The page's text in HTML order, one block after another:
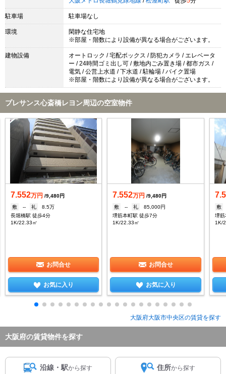
駐車場 駐車場なし
環境
閑静な住宅地
※部屋・階数により設備が異なる場合がございます。
建物設備
オートロック / 宅配ボックス / 防犯カメラ / エレベータ
ー / 24時間ゴミ出し可 / 敷地内ごみ置き場 / 都市ガス /
電気 / 公営上水道 / 下水道 / 駐輪場 / バイク置場
※部屋・階数により設備が異なる場合がございます。
プレサンス心斎橋レヨン周辺の空室物件
7.552万円 /9,480円
敷
-- 礼
8.5万
長堀橋駅 徒歩4分
1K/22.33㎡
お問合せ
お気に入り
7.552万円 /9,480円
敷
-- 礼
85,000円
堺筋本町駅 徒歩7分
1K/22.33㎡
お問合せ
お気に入り
敷
堺筋
1K/
大阪府大阪市中央区の賃貸を探す
大阪府の賃貸物件を探す
沿線・駅から探す 住所から探す